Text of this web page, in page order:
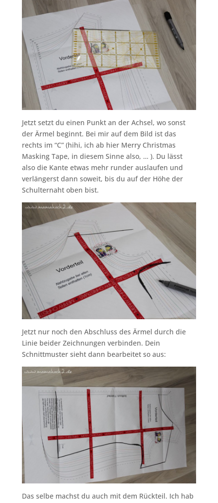
Jetzt setzt du einen Punkt an der Achsel, wo sonst
der Ärmel beginnt. Bei mir auf dem Bild ist das
rechts im “C” (hihi, ich ab hier Merry Christmas
Masking Tape, in diesem Sinne also, … ). Du lässt
also die Kante etwas mehr runder auslaufen und
verlängerst dann soweit, bis du auf der Höhe der
Schulternaht oben bist.
Jetzt nur noch den Abschluss des Ärmel durch die
Linie beider Zeichnungen verbinden. Dein
Schnittmuster sieht dann bearbeitet so aus:
Das selbe machst du auch mit dem Rückteil. Ich hab